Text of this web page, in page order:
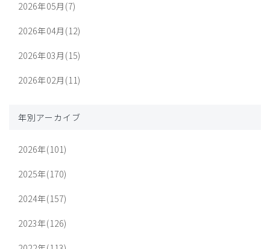
2026年05月(7)
2026年04月(12)
2026年03月(15)
2026年02月(11)
年別アーカイブ
2026年(101)
2025年(170)
2024年(157)
2023年(126)